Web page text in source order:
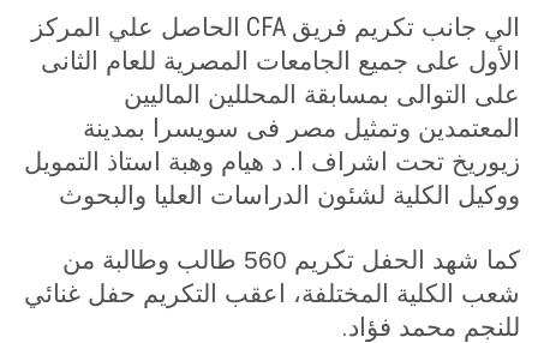
الي جانب تكريم فريق CFA الحاصل علي المركز
الأول على جميع الجامعات المصرية للعام الثانى
على التوالى بمسابقة المحللين الماليين
المعتمدين وتمثيل مصر فى سويسرا بمدينة
زيوريخ تحت اشراف ا. د هيام وهبة استاذ التمويل
ووكيل الكلية لشئون الدراسات العليا والبحوث
كما شهد الحفل تكريم 560 طالب وطالبة من
شعب الكلية المختلفة، اعقب التكريم حفل غنائي
للنجم محمد فؤاد.